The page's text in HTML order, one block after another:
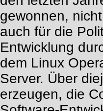
gewonnen,
auch für die
Entwicklung
dem Linux
Server. Über
erzeugen, die